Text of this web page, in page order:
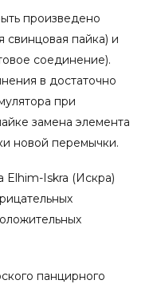
произведено
пайка) и
соединение).
в достаточно
при
замена элемента
новой перемычки.
Elhim-Iskra (Искра)
панцирного